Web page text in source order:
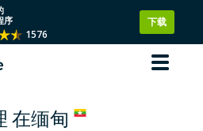
序
1576
下载
在缅甸